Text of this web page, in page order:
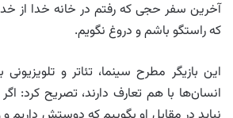
آخرین سفر حجی که رفتم در خانه خدا از
که راستگو باشم و دروغ نگویم.
این بازیگر مطرح سینما، تئاتر و تلویزیونی
انسان‌ها با هم تعارف دارند، تصریح کرد: